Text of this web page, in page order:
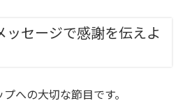
ッセージで感謝を伝えよ
への大切な節目です。